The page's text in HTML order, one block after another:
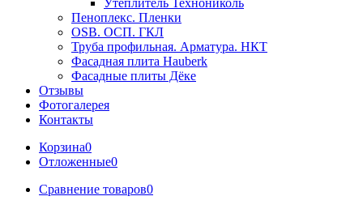
Утеплитель Технониколь
Пеноплекс. Пленки
OSB. ОСП. ГКЛ
Труба профильная. Арматура. НКТ
Фасадная плита Hauberk
Фасадные плиты Дёке
Отзывы
Фотогалерея
Контакты
Корзина0
Отложенные0
Сравнение товаров0